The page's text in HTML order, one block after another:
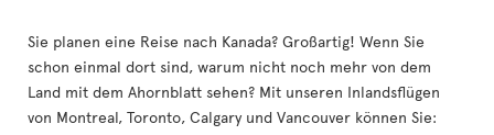
Sie planen eine Reise nach Kanada? Großartig! Wenn Sie
schon einmal dort sind, warum nicht noch mehr von dem
Land mit dem Ahornblatt sehen? Mit unseren Inlandsflügen
von Montreal, Toronto, Calgary und Vancouver können Sie: